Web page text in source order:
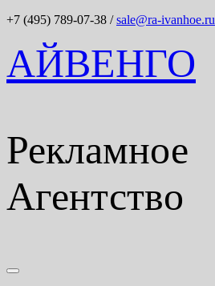
+7 (495) 789-07-38 /sale@ra-ivanhoe.ru
АЙВЕНГО
Рекламное
Агентство